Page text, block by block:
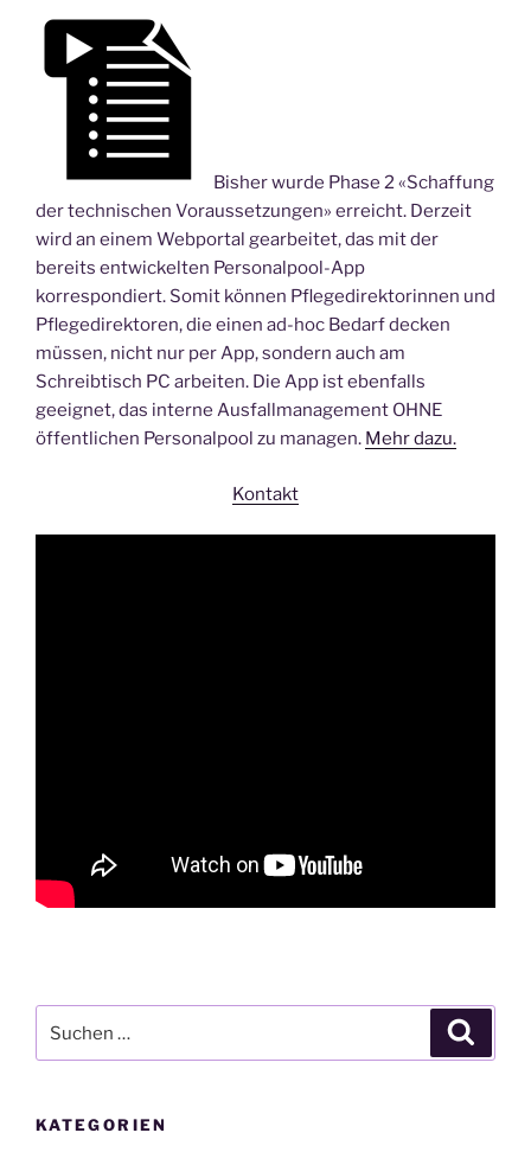
Bisher wurde Phase 2 «Schaffung
der technischen Voraussetzungen» erreicht. Derzeit
wird an einem Webportal gearbeitet, das mit der
bereits entwickelten Personalpool-App
korrespondiert. Somit können Pflegedirektorinnen und
Pflegedirektoren, die einen ad-hoc Bedarf decken
müssen, nicht nur per App, sondern auch am
Schreibtisch PC arbeiten. Die App ist ebenfalls
geeignet, das interne Ausfallmanagement OHNE
öffentlichen Personalpool zu managen. Mehr dazu.
Kontakt
nach:
KATEGORIEN